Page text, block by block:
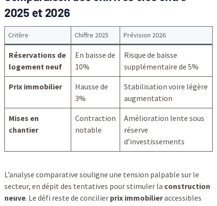
2025 et 2026
Critère Chiffre 2025 Prévision 2026
Réservations de
logement neuf
En baisse de
10%
Risque de baisse
supplémentaire de 5%
Prix immobilier
Hausse de
3%
Stabilisation voire légère
augmentation
Mises en
chantier
Contraction
notable
Amélioration lente sous
réserve
d’investissements
L’analyse comparative souligne une tension palpable sur le
secteur, en dépit des tentatives pour stimuler la construction
neuve. Le défi reste de concilier prix immobilieraccessibles